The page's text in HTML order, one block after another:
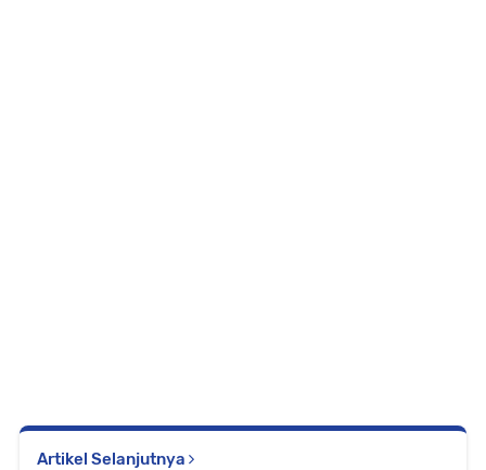
Artikel Selanjutnya